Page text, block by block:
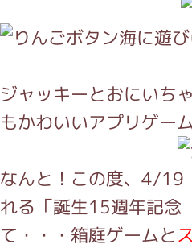
海に遊
ジャッキーとおにいち
もかわいいアプリゲーム
なんと！この度、4/19
れる「誕生15週年記
て・・・箱庭ゲームと
チア ジャッキーズ！
くまのがっこう し
くまのがっこう 家